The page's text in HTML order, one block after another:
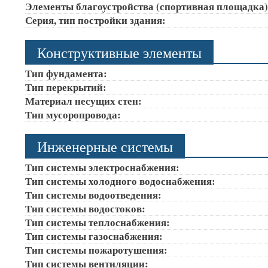
Элементы благоустройства (спортивная
Серия, тип постройки здания:
Конструктивные элементы
Тип фундамента:
Тип перекрытий:
Материал несущих стен:
Тип мусоропровода:
Инженерные системы
Тип системы электроснабжения:
Тип системы холодного водоснабжения:
Тип системы водоотведения:
Тип системы водостоков:
Тип системы теплоснабжения:
Тип системы газоснабжения:
Тип системы пожаротушения:
Тип системы вентиляции: